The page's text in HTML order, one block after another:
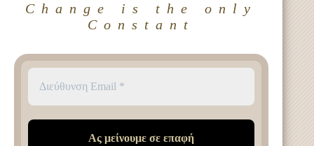
Change is the only
Constant